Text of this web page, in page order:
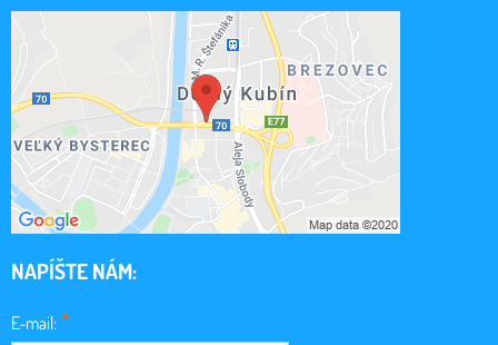
NAPÍŠTE NÁM:
E-mail:*